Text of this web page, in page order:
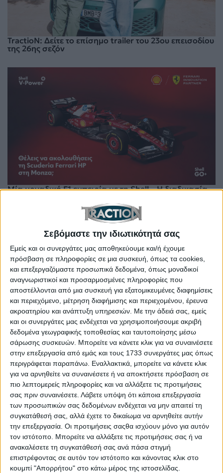
Σεβόμαστε την ιδιωτικότητά σας
Εμείς και οι συνεργάτες μας αποθηκεύουμε και/ή έχουμε
πρόσβαση σε πληροφορίες σε μια συσκευή, όπως τα cookies,
και επεξεργαζόμαστε προσωπικά δεδομένα, όπως μοναδικοί
αναγνωριστικοί και προσαρμοσμένες πληροφορίες που
αποστέλλονται από μια συσκευή για εξατομικευμένες διαφημίσεις
και περιεχόμενο, μέτρηση διαφήμισης και περιεχομένου, έρευνα
ακροατηρίου και ανάπτυξη υπηρεσιών. Με την άδειά σας, εμείς
και οι συνεργάτες μας ενδέχεται να χρησιμοποιήσουμε ακριβή
δεδομένα γεωγραφικής τοποθεσίας και ταυτοποίησης μέσω
σάρωσης συσκευών. Μπορείτε να κάνετε κλικ για να συναινέσετε
στην επεξεργασία από εμάς και τους 1733 συνεργάτες μας όπως
περιγράφεται παραπάνω. Εναλλακτικά, μπορείτε να κάνετε κλικ
για να αρνηθείτε να συναινέσετε ή να αποκτήσετε πρόσβαση σε
πιο λεπτομερείς πληροφορίες και να αλλάξετε τις προτιμήσεις
σας πριν συναινέσετε. Λάβετε υπόψη ότι κάποια επεξεργασία
των προσωπικών σας δεδομένων ενδέχεται να μην απαιτεί τη
συγκατάθεσή σας, αλλά έχετε το δικαίωμα να αρνηθείτε αυτήν
την επεξεργασία. Οι προτιμήσεις σαςθα ισχύουν μόνο για αυτόν
τον ιστότοπο. Μπορείτε να αλλάξετε τις προτιμήσεις σας ή να
ανακαλέσετε τη συγκατάθεσή σας ανά πάσα στιγμή
επιστρέφοντας σε αυτόν τον ιστότοπο και κάνοντας κλικ στο
κουμπί "Απορρήτου" στο κάτω μέρος της ιστοσελίδας.
TractioN: Δείτε το επίσημο trailer του 23ου επεισοδίου
της 26ης σεζόν
Μία μοναδική F1 εμπειρία με τη Shell – Η διαδικασία
TractioN 2020 | SHELL Safety – Διαγραμμίσεις